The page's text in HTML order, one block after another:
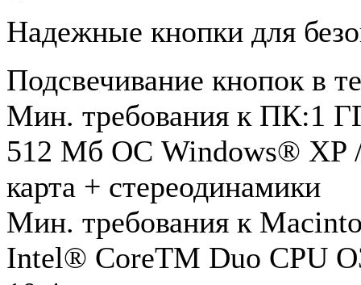
Надежные кнопки для
Подсвечивание кнопок в
Мин. требования к ПК:1
512 Мб ОС Windows® XP /
карта + стереодинамики
Мин. требования к
Intel® CoreTM Duo CPU